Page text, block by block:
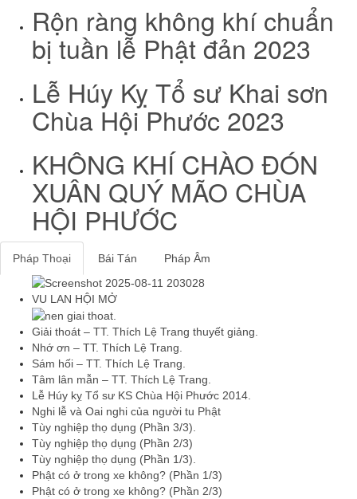
Rộn ràng không khí chuẩn
bị tuần lễ Phật đản 2023
Lễ Húy Kỵ Tổ sư Khai sơn
Chùa Hội Phước 2023
KHÔNG KHÍ CHÀO ĐÓN
XUÂN QUÝ MÃO CHÙA
HỘI PHƯỚC
Pháp Thoại Bái Tán Pháp Âm
VU LAN HỘI MỞ
Giải thoát – TT. Thích Lệ Trang thuyết giảng.
Nhớ ơn – TT. Thích Lệ Trang.
Sám hối – TT. Thích Lệ Trang.
Tâm lân mẫn – TT. Thích Lệ Trang.
Lễ Húy kỵ Tổ sư KS Chùa Hội Phước 2014.
Nghi lễ và Oai nghi của người tu Phật
Tùy nghiệp thọ dụng (Phần 3/3).
Tùy nghiệp thọ dụng (Phần 2/3)
Tùy nghiệp thọ dụng (Phần 1/3).
Phật có ở trong xe không? (Phần 1/3)
Phật có ở trong xe không? (Phần 2/3)